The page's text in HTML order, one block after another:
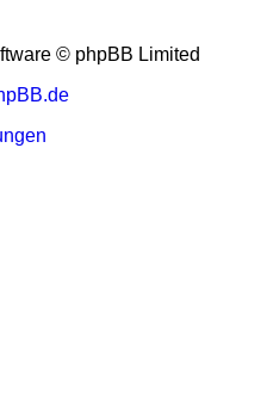
© phpBB Limited